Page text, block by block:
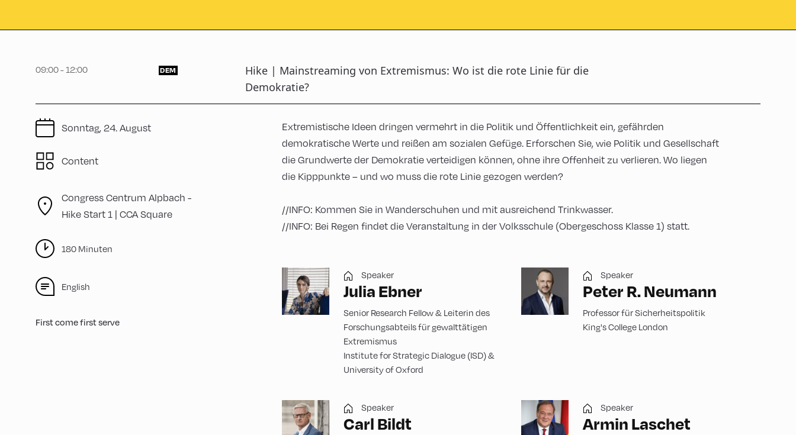
09:00 - 12:00 DEM
Hike | Mainstreaming von Extremismus: Wo ist die rote Linie für die
Demokratie?
Sonntag, 24. August
Content
Congress Centrum Alpbach -
Hike Start 1 | CCA Square
180 Minuten
English
First come first serve
Extremistische Ideen dringen vermehrt in die Politik und Öffentlichkeit ein, gefährden
demokratische Werte und reißen am sozialen Gefüge. Erforschen Sie, wie Politik und Gesellschaft
die Grundwerte der Demokratie verteidigen können, ohne ihre Offenheit zu verlieren. Wo liegen
die Kipppunkte – und wo muss die rote Linie gezogen werden?
//INFO: Kommen Sie in Wanderschuhen und mit ausreichend Trinkwasser.
//INFO: Bei Regen findet die Veranstaltung in der Volksschule (Obergeschoss Klasse 1) statt.
Speaker
Julia Ebner
Senior Research Fellow & Leiterin des
Forschungsabteils für gewalttätigen
Extremismus
Institute for Strategic Dialogue (ISD) &
University of Oxford
Speaker
Peter R. Neumann
Professor für Sicherheitspolitik
King's College London
Speaker
Carl Bildt
Speaker
Armin Laschet